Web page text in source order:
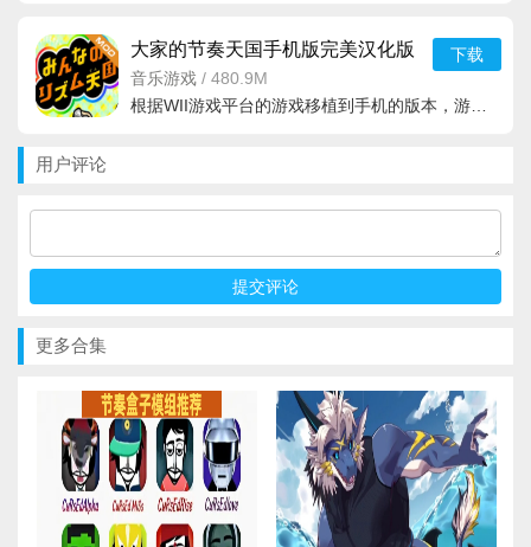
大家的节奏天国手机版完美汉化版
v5.0-1138安卓版
音乐游戏 / 480.9M
下载
用户评论
更多合集